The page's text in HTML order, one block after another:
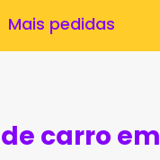
Mais pedidas
carro em